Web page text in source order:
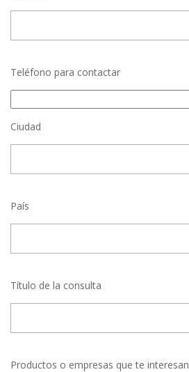
Teléfono para contactar
Ciudad
País
Título de la consulta
Productos o empresas que te interesan